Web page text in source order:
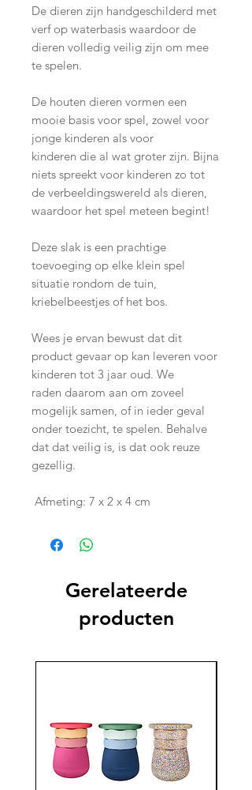
De dieren zijn handgeschilderd met
verf op waterbasis waardoor de
dieren volledig veilig zijn om mee
te spelen.
De houten dieren vormen een
mooie basis voor spel, zowel voor
jonge kinderen als voor
kinderen die al wat groter zijn. Bijna
niets spreekt voor kinderen zo tot
de verbeeldingswereld als dieren,
waardoor het spel meteen begint!
Deze slak is een prachtige
toevoeging op elke klein spel
situatie rondom de tuin,
kriebelbeestjes of het bos.
Wees je ervan bewust dat dit
product gevaar op kan leveren voor
kinderen tot 3 jaar oud. We
raden daarom aan om zoveel
mogelijk samen, of in ieder geval
onder toezicht, te spelen. Behalve
dat dat veilig is, is dat ook reuze
gezellig.
Afmeting: 7 x 2 x 4 cm
Gerelateerde
producten